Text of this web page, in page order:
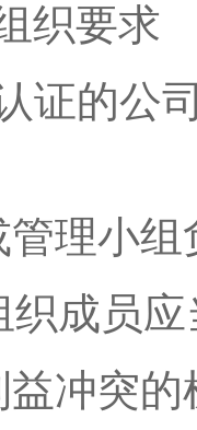
织要求
证的公
管理小
织成员
益冲突